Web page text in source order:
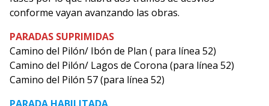
conforme vayan avanzando las obras.
PARADAS SUPRIMIDAS
Camino del Pilón/ Ibón de Plan ( para línea 52)
Camino del Pilón/ Lagos de Corona (para línea 52)
Camino del Pilón 57 (para línea 52)